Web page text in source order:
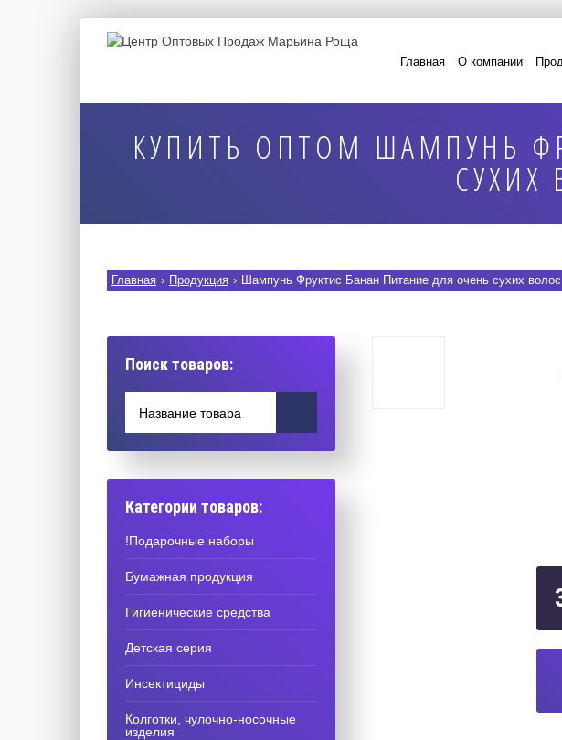
Главная О компании
КУПИТЬ ОПТОМ ШАМПУНЬ
СУХИХ
Главная › Продукция › Шампунь Фруктис Банан Питание для очень сухих
Поиск товаров:
Категории товаров:
!Подарочные наборы
Бумажная продукция
Гигиенические средства
Детская серия
Инсектициды
Колготки, чулочно-носочные
изделия